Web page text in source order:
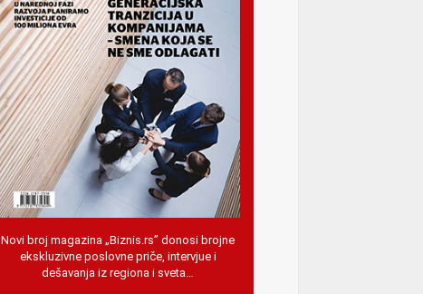
Novi broj magazina „Biznis.rs” donosi brojne
ekskluzivne poslovne priče, intervjue i
dešavanja iz regiona i sveta…